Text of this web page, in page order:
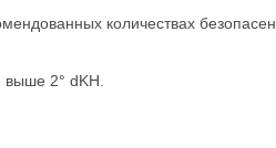
количествах безопасен
выше 2° dKH.